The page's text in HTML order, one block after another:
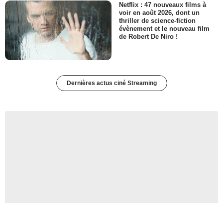
Netflix : 47 nouveaux films à
voir en août 2026, dont un
thriller de science-fiction
évènement et le nouveau film
de Robert De Niro !
Dernières actus ciné Streaming